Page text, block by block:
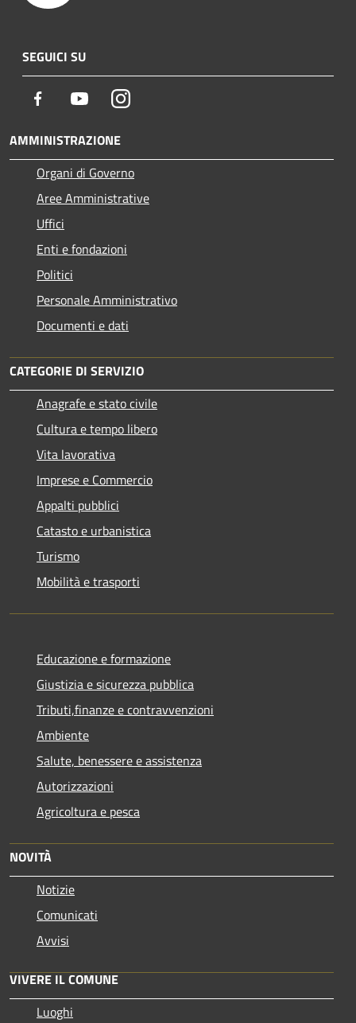
SEGUICI SU
Facebook YoutubeInstagram
AMMINISTRAZIONE
Organi di Governo
Aree Amministrative
Uffici
Enti e fondazioni
Politici
Personale Amministrativo
Documenti e dati
CATEGORIE DI SERVIZIO
Anagrafe e stato civile
Cultura e tempo libero
Vita lavorativa
Imprese e Commercio
Appalti pubblici
Catasto e urbanistica
Turismo
Mobilità e trasporti
Educazione e formazione
Giustizia e sicurezza pubblica
Tributi,finanze e contravvenzioni
Ambiente
Salute, benessere e assistenza
Autorizzazioni
Agricoltura e pesca
NOVITÀ
Notizie
Comunicati
Avvisi
VIVERE IL COMUNE
Luoghi